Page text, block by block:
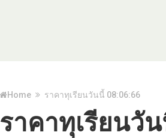
Home ราคาทุเรียนวันนี้ 08:06:66
ราคาทุเรียนวั